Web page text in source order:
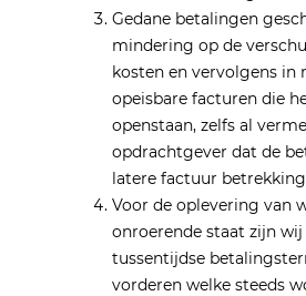
Gedane betalingen
mindering op de
kosten en vervolgens in
opeisbare facturen die
openstaan, zelfs al
opdrachtgever dat de
latere factuur
Voor de oplevering van
onroerende staat zijn
tussentijdse
vorderen welke steeds